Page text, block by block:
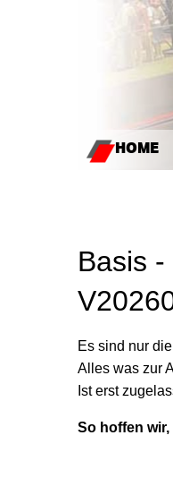
HOME
Basis
Es sind nur
Alles was zur
Ist erst
So hoffen